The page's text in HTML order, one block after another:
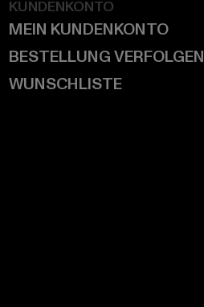
KUNDENKONTO
MEIN KUNDENKONTO
BESTELLUNG VERFOLGEN
WUNSCHLISTE